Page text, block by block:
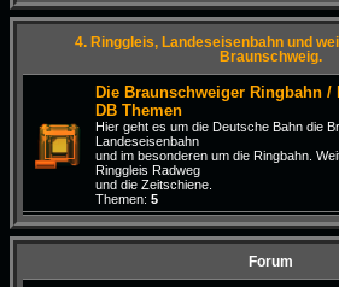
4. Ringgleis, Landeseisenbahn und
Braunschweig.
Die Braunschweiger Ringbahn /
DB Themen
Hier geht es um die Deutsche Bahn die
Landeseisenbahn
und im besonderen um die Ringbahn.
Ringgleis Radweg
und die Zeitschiene.
Themen: 5
Forum